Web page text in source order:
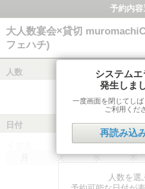
予約内容
大人数宴会×貸切
フェハチ)
人数
日付
火 水 木
人数を選
システムエ
発生しま
一度画面を閉じてし
ご利用くだ
再読み込